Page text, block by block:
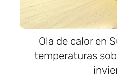
Ola de calor en
temperaturas